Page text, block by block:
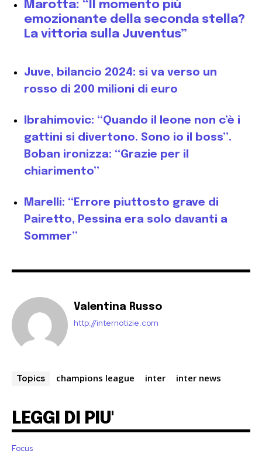
Marotta: “Il momento più
emozionante della seconda stella?
La vittoria sulla Juventus”
Juve, bilancio 2024: si va verso un
rosso di 200 milioni di euro
Ibrahimovic: “Quando il leone non c’è i
gattini si divertono. Sono io il boss”.
Boban ironizza: “Grazie per il
chiarimento”
Marelli: “Errore piuttosto grave di
Pairetto, Pessina era solo davanti a
Sommer”
Valentina Russo
http://internotizie.com
Topics champions league inter inter news
LEGGI DI PIU'
Focus